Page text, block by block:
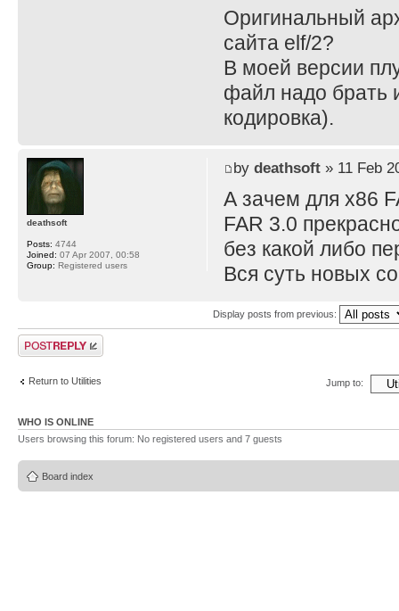
Оригинальный
сайта elf/2?
В моей версии
файл надо брать
кодировка).
by deathsoft» 11 Feb
А зачем для x86
FAR 3.0
без какой либо
Вся суть новых
deathsoft
Posts: 4744
Joined: 07 Apr 2007, 00:58
Group: Registered users
Display posts from previous:
Post a reply
Return to Utilities Jump to:
WHO IS ONLINE
Users browsing this forum: No registered users and 7 guests
Board index